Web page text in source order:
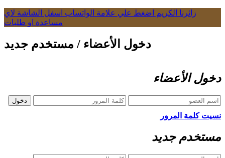
زائرنا الكريم اضغط علي علامة الواتساب اسفل الشاشة لاي
مساعدة او طلبات
دخول الأعضاء / مستخدم جديد
دخول الأعضاء
نسيت كلمة المرور
مستخدم جديد